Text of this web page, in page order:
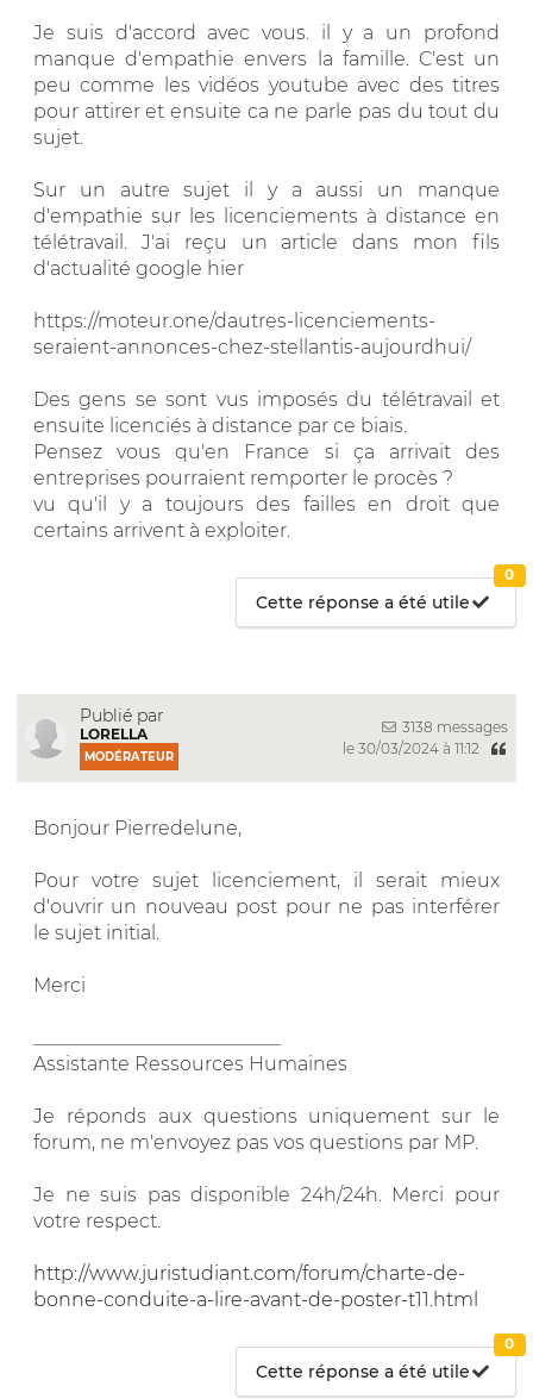
Je suis d'accord avec vous. il y a un profond
manque d'empathie envers la famille. C'est un
peu comme les vidéos youtube avec des titres
pour attirer et ensuite ca ne parle pas du tout du
sujet.
Sur un autre sujet il y a aussi un manque
d'empathie sur les licenciements à distance en
télétravail. J'ai reçu un article dans mon fils
d'actualité google hier
https://moteur.one/dautres-licenciements-
seraient-annonces-chez-stellantis-aujourdhui/
Des gens se sont vus imposés du télétravail et
ensuite licenciés à distance par ce biais.
Pensez vous qu'en France si ça arrivait des
entreprises pourraient remporter le procès ?
vu qu'il y a toujours des failles en droit que
certains arrivent à exploiter.
Cette réponse a été utile
0
Publié par
LORELLA
MODÉRATEUR
3138 messages
le 30/03/2024 à 11:12
Bonjour Pierredelune,
Pour votre sujet licenciement, il serait mieux
d'ouvrir un nouveau post pour ne pas interférer
le sujet initial.
Merci
Assistante Ressources Humaines
Je réponds aux questions uniquement sur le
forum, ne m'envoyez pas vos questions par MP.
Je ne suis pas disponible 24h/24h. Merci pour
votre respect.
http://www.juristudiant.com/forum/charte-de-
bonne-conduite-a-lire-avant-de-poster-t11.html
Cette réponse a été utile
0